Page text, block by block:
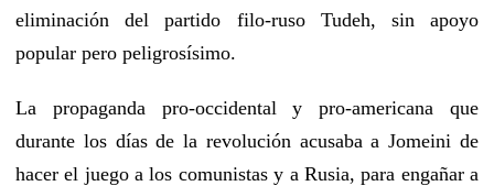
eliminación del partido filo-ruso Tudeh, sin apoyo
popular pero peligrosísimo.
La propaganda pro-occidental y pro-americana que
durante los días de la revolución acusaba a Jomeini de
hacer el juego a los comunistas y a Rusia, para engañar a